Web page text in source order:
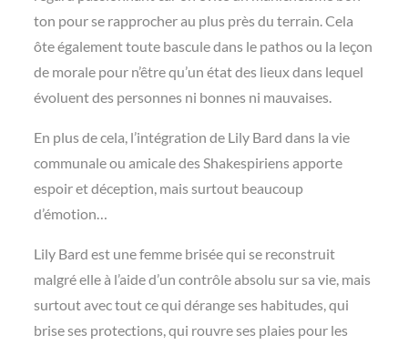
ton pour se rapprocher au plus près du terrain. Cela
ôte également toute bascule dans le pathos ou la leçon
de morale pour n’être qu’un état des lieux dans lequel
évoluent des personnes ni bonnes ni mauvaises.
En plus de cela, l’intégration de Lily Bard dans la vie
communale ou amicale des Shakespiriens apporte
espoir et déception, mais surtout beaucoup
d’émotion…
Lily Bard est une femme brisée qui se reconstruit
malgré elle à l’aide d’un contrôle absolu sur sa vie, mais
surtout avec tout ce qui dérange ses habitudes, qui
brise ses protections, qui rouvre ses plaies pour les